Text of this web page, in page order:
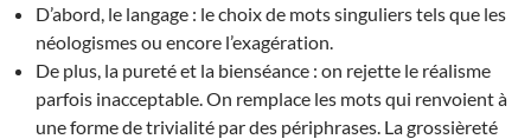
D’abord, le langage : le choix de mots singuliers tels que les
néologismes ou encore l’exagération.
De plus, la pureté et la bienséance : on rejette le réalisme
parfois inacceptable. On remplace les mots qui renvoient à
une forme de trivialité par des périphrases. La grossièreté